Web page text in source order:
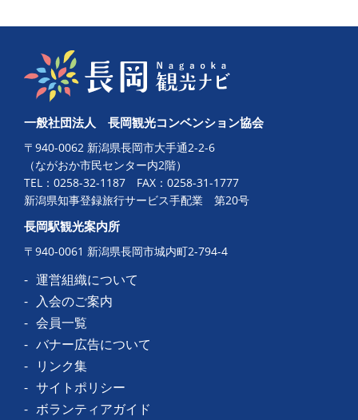
一般社団法人 長岡観光コンベンション協会
〒940-0062 新潟県長岡市大手通2-2-6
（ながおか市民センター内2階）
TEL： 0258-32-1187 FAX：0258-31-1777
新潟県知事登録旅行サービス手配業 第20号
長岡駅観光案内所
〒940-0061 新潟県長岡市城内町2-794-4
運営組織について
入会のご案内
会員一覧
バナー広告について
リンク集
サイトポリシー
ボランティアガイド